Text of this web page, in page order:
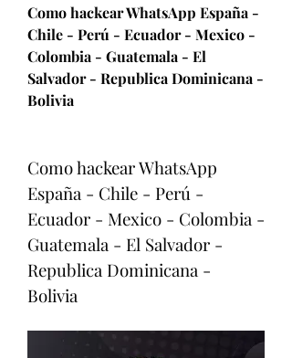
Como hackear WhatsApp España -
Chile - Perú - Ecuador - Mexico -
Colombia - Guatemala - El
Salvador - Republica Dominicana -
Bolivia
Como hackear WhatsApp
España - Chile - Perú -
Ecuador - Mexico - Colombia -
Guatemala - El Salvador -
Republica Dominicana -
Bolivia